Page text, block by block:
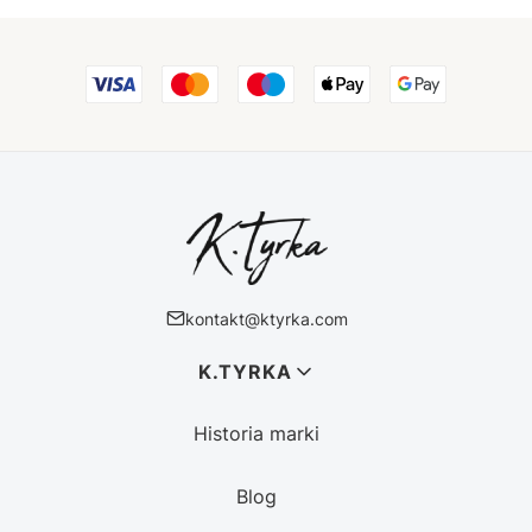
kontakt@ktyrka.com
K.TYRKA
Historia marki
Blog